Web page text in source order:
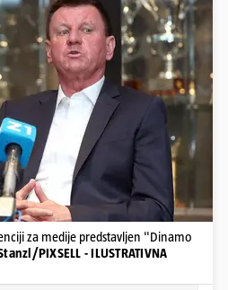
za medije predstavljen "Dinamo
PIXSELL - ILUSTRATIVNA